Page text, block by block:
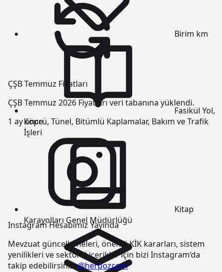
ÇŞB Temmuz Fiyatları
ÇŞB Temmuz 2026 Fiyatları veri tabanına yüklendi.
1 ay önce
Instagram Hesabımız Yayında
Mevzuat güncellemeleri, önemli KİK kararları, sistem
yenilikleri ve sektörel içerikler için bizi Instagram’da
takip edebilirsiniz:@herpozcom
Birim km
Fasikül Yol,
Köprü, Tünel, Bitümlü Kaplamalar, Bakım ve Trafik
İşleri
Kitap
Karayolları Genel Müdürlüğü